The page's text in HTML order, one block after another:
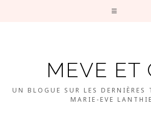
MEVE ET
UN BLOGUE SUR LES DERNIÈRES
MARIE-EVE